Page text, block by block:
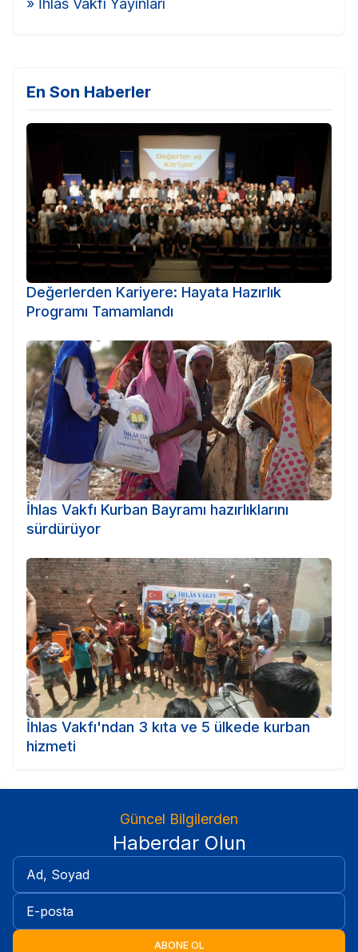
» İhlas Vakfı Yayınları
En Son Haberler
Değerlerden Kariyere: Hayata Hazırlık
Programı Tamamlandı
İhlas Vakfı Kurban Bayramı hazırlıklarını
sürdürüyor
İhlas Vakfı'ndan 3 kıta ve 5 ülkede kurban
hizmeti
Güncel Bilgilerden
Haberdar Olun
ABONE OL